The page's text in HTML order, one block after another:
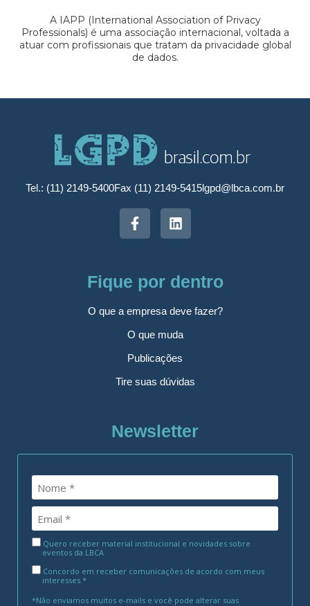
A IAPP (International Association of Privacy
Professionals) é uma associação internacional, voltada a
atuar com profissionais que tratam da privacidade global
de dados.
Tel.: (11) 2149-5400Fax (11) 2149-5415lgpd@lbca.com.br
Fique por dentro
O que a empresa deve fazer?
O que muda
Publicações
Tire suas dúvidas
Newsletter
Quero receber material institucional e novidades sobre
eventos da LBCA
Concordo em receber comunicações de acordo com meus
interesses.*
*Não enviamos muitos e-mails e você pode alterar suas